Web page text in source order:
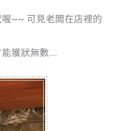
喔~~ 可見老闆在店裡的
獲狀無數….